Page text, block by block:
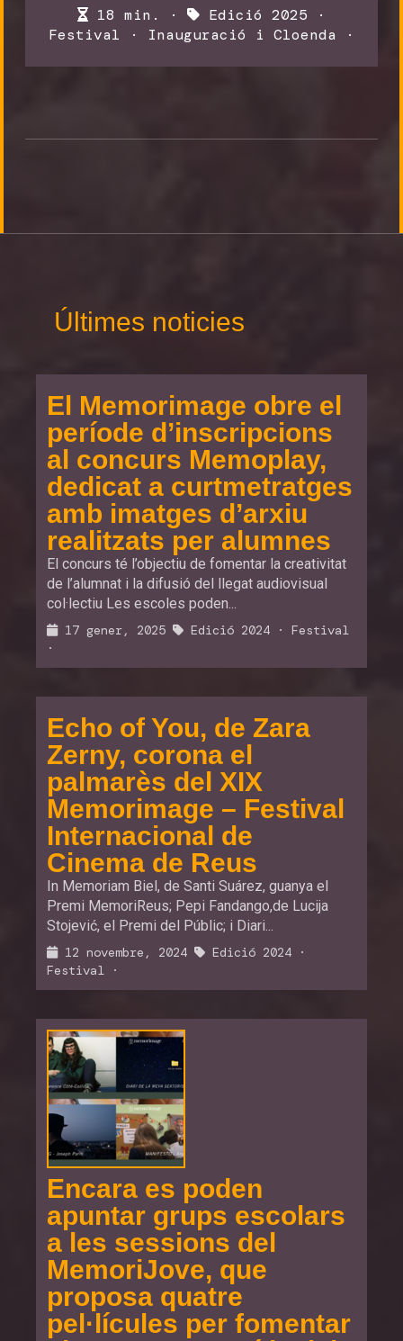
18 min. · Edició 2025 ·
Festival · Inauguració i Cloenda ·
Últimes noticies
El Memorimage obre el
període d’inscripcions
al concurs Memoplay,
dedicat a curtmetratges
amb imatges d’arxiu
realitzats per alumnes
El concurs té l’objectiu de fomentar la creativitat
de l’alumnat i la difusió del llegat audiovisual
col·lectiu Les escoles poden...
17 gener, 2025 Edició 2024 · Festival
·
Echo of You, de Zara
Zerny, corona el
palmarès del XIX
Memorimage – Festival
Internacional de
Cinema de Reus
In Memoriam Biel, de Santi Suárez, guanya el
Premi MemoriReus; Pepi Fandango,de Lucija
Stojević, el Premi del Públic; i Diari...
12 novembre, 2024 Edició 2024 ·
Festival ·
Encara es poden
apuntar grups escolars
a les sessions del
MemoriJove, que
proposa quatre
pel·lícules per fomentar